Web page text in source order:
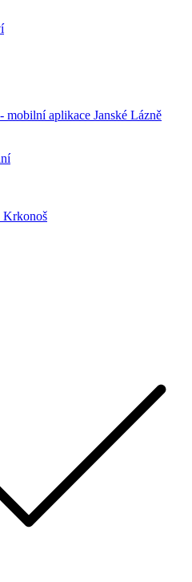
mobilní aplikace Janské Lázně
Krkonoš